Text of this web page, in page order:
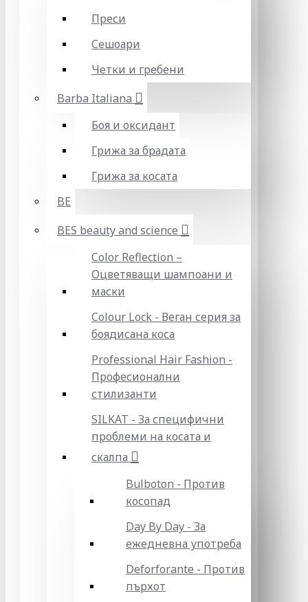
Преси
Сешоари
Четки и гребени
Barba Italiana
Боя и оксидант
Грижа за брадата
Грижа за косата
BE
BES beauty and science
Color Reflection –
Оцветяващи шампоани и
маски
Colour Lock - Веган серия за
боядисана коса
Professional Hair Fashion -
Професионални
стилизанти
SILKAT - За специфични
проблеми на косата и
скалпа
Bulboton - Против
косопад
Day By Day - За
ежедневна употреба
Deforforante - Против
пърхот